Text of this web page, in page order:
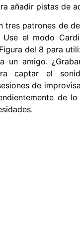
añadir pistas de
tres patrones de
Use el modo
del 8 para
un amigo.
captar el
de
de